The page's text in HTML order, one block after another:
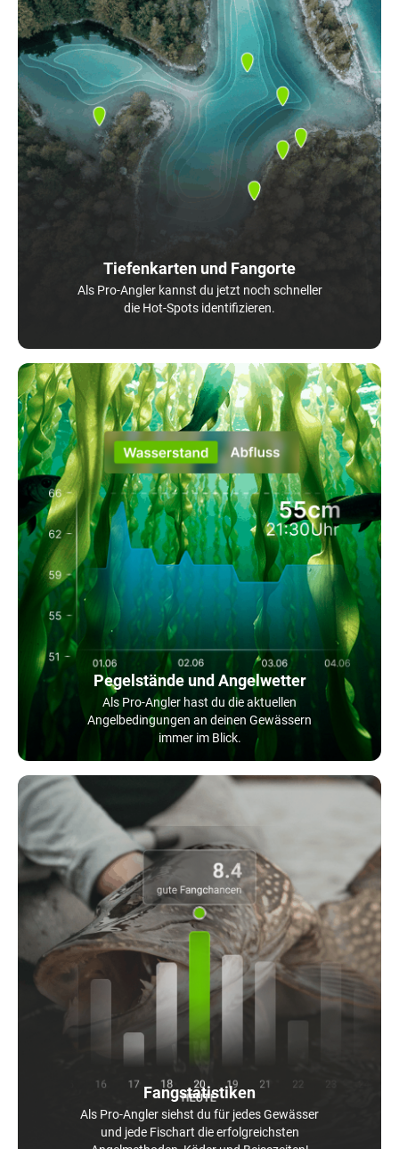
Tiefenkarten und Fangorte
Als Pro-Angler kannst du jetzt noch schneller
die Hot-Spots identifizieren.
Pegelstände und Angelwetter
Als Pro-Angler hast du die aktuellen
Angelbedingungen an deinen Gewässern
immer im Blick.
Fangstatistiken
Als Pro-Angler siehst du für jedes Gewässer
und jede Fischart die erfolgreichsten